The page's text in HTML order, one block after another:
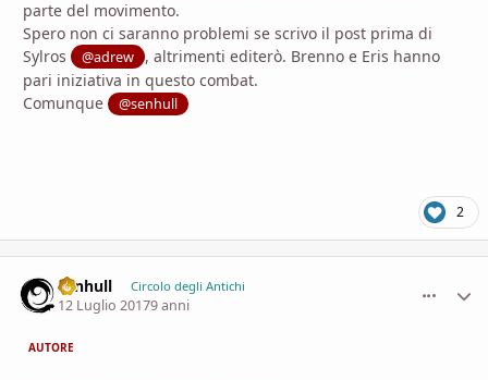
parte del movimento.
Spero non ci saranno problemi se scrivo il post prima di
Sylros
@adrew
, altrimenti editerò. Brenno e Eris hanno
pari iniziativa in questo combat.
Comunque
@senhull
2
senhull Circolo degli Antichi
12 Luglio 20179 anni
AUTORE